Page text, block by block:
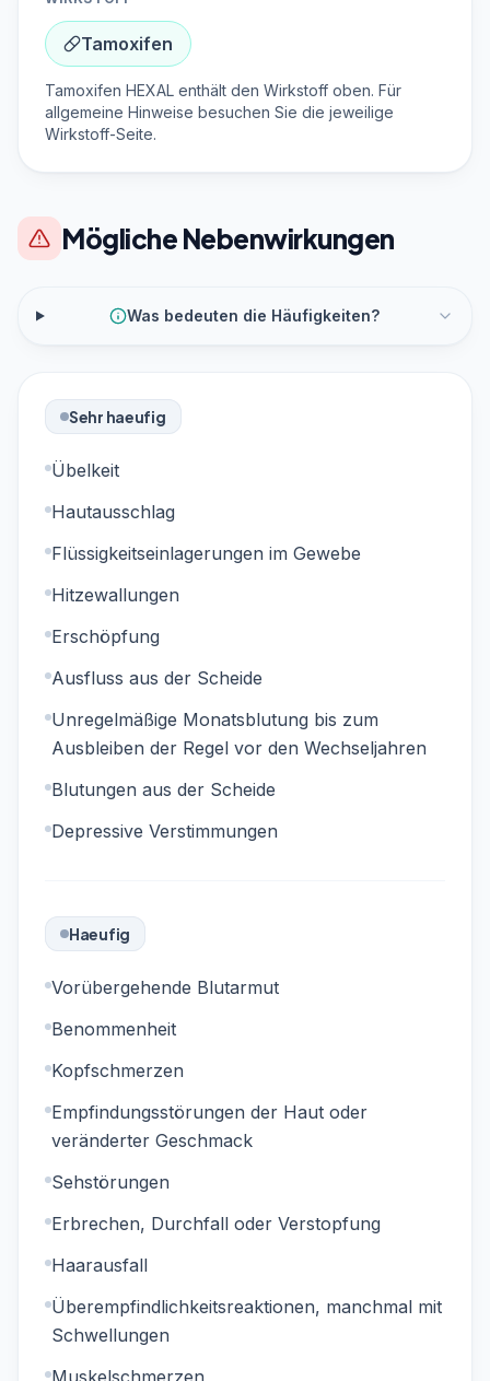
Tamoxifen
Tamoxifen HEXAL enthält den Wirkstoff oben. Für
allgemeine Hinweise besuchen Sie die jeweilige
Wirkstoff-Seite.
Mögliche Nebenwirkungen
Was bedeuten die Häufigkeiten?
Sehr haeufig
Übelkeit
Hautausschlag
Flüssigkeitseinlagerungen im Gewebe
Hitzewallungen
Erschöpfung
Ausfluss aus der Scheide
Unregelmäßige Monatsblutung bis zum
Ausbleiben der Regel vor den Wechseljahren
Blutungen aus der Scheide
Depressive Verstimmungen
Haeufig
Vorübergehende Blutarmut
Benommenheit
Kopfschmerzen
Empfindungsstörungen der Haut oder
veränderter Geschmack
Sehstörungen
Erbrechen, Durchfall oder Verstopfung
Haarausfall
Überempfindlichkeitsreaktionen, manchmal mit
Schwellungen
Muskelschmerzen